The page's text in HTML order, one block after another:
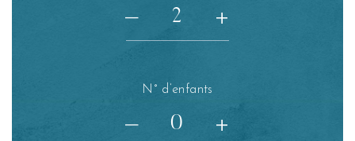
— +
N° d’enfants
— +